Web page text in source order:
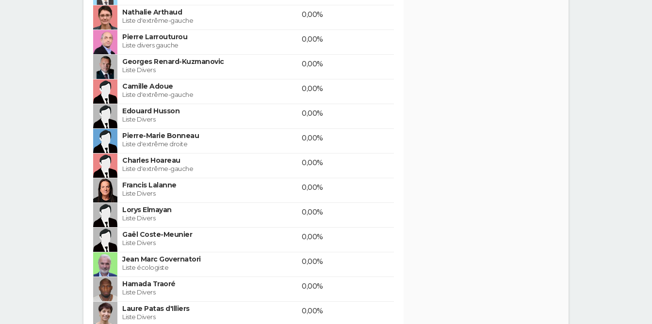
Nathalie Arthaud
Liste d'extrême-gauche
0,00%
Pierre Larrouturou
Liste divers gauche
0,00%
Georges Renard-Kuzmanovic
Liste Divers
0,00%
Camille Adoue
Liste d'extrême-gauche
0,00%
Edouard Husson
Liste Divers
0,00%
Pierre-Marie Bonneau
Liste d'extrême droite
0,00%
Charles Hoareau
Liste d'extrême-gauche
0,00%
Francis Lalanne
Liste Divers
0,00%
Lorys Elmayan
Liste Divers
0,00%
Gaël Coste-Meunier
Liste Divers
0,00%
Jean Marc Governatori
Liste écologiste
0,00%
Hamada Traoré
Liste Divers
0,00%
Laure Patas d'Illiers
Liste Divers
0,00%